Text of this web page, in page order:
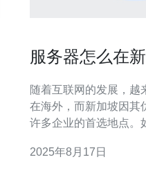
服务器怎么在
随着互联网的发展，越
在海外，而新加坡因其
许多企业的首选地点。
在本文中，我们将详细
2025年8月17日